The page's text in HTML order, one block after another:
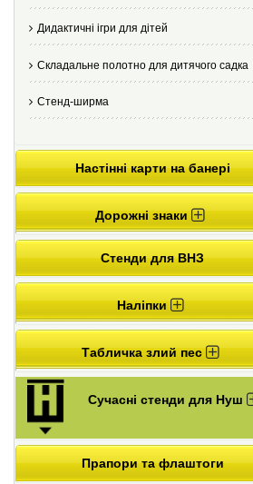
Дидактичні ігри для дітей
Складальне полотно для дитячого садка
Стенд-ширма
Настінні карти на банері
Дорожні знаки
Стенди для ВНЗ
Наліпки
Табличка злий пес
Сучасні стенди для Нуш
Прапори та флаштоги